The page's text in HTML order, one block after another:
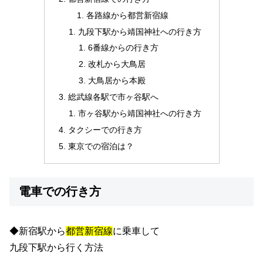
各路線から都営新宿線
九段下駅から靖国神社への行き方
6番線からの行き方
改札から大鳥居
大鳥居から本殿
総武線各駅で市ヶ谷駅へ
市ヶ谷駅から靖国神社への行き方
タクシーでの行き方
東京での宿泊は？
電車での行き方
◆新宿駅から都営新宿線に乗車して
九段下駅から行く方法